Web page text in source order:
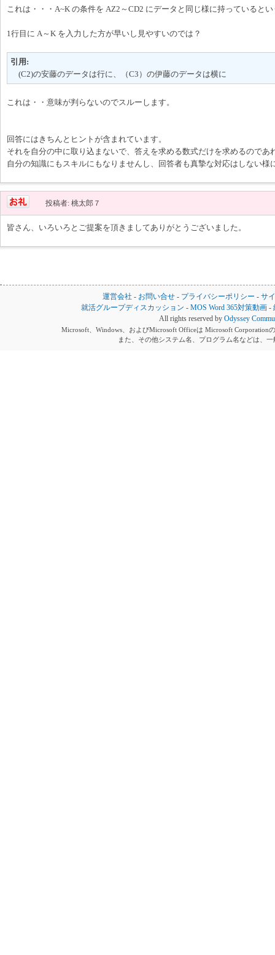
これは・・・A~K の条件を AZ2～CD2 にデータと同じ様に持っていると
1行目に A～K を入力した方が早いし見やすいのでは？
引用:
(C2)の安藤のデータは行に、（C3）の伊藤のデータは横に
これは・・意味が判らないのでスルーします。
回答にはきちんとヒントが含まれています。
それを自分の中に取り込まないで、答えを求める数式だけを求めるのであ
自分の知識にもスキルにもなりませんし、回答者も真摯な対応はしない様
投稿者: 桃太郎７
皆さん、いろいろとご提案を頂きましてありがとうございました。
運営会社 - お問い合せ - プライバシーポリシー - サ
就活グループディスカッション -MOS Word 365対策動画 -
All rights reserved by Odyssey
Microsoft、Windows、およびMicrosoft Officeは Microsoft Corporation
また、その他システム名、プログラム名などは、